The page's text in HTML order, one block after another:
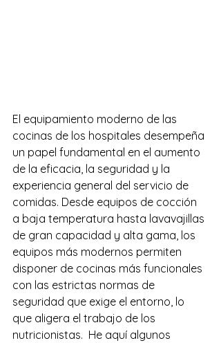
El equipamiento moderno de las
cocinas de los hospitales desempeña
un papel fundamental en el aumento
de la eficacia, la seguridad y la
experiencia general del servicio de
comidas. Desde equipos de cocción
a baja temperatura hasta lavavajillas
de gran capacidad y alta gama, los
equipos más modernos permiten
disponer de cocinas más funcionales
con las estrictas normas de
seguridad que exige el entorno, lo
que aligera el trabajo de los
nutricionistas.  He aquí algunos